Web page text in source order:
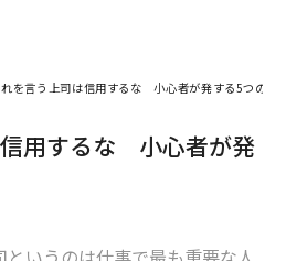
れを言う上司は信用するな 小心者が発する5つのせ
用するな 小心者が発